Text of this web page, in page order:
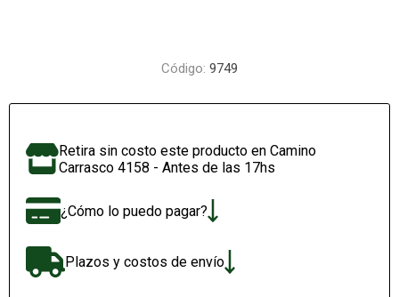
Código: 9749
Retira sin costo este producto en Camino
Carrasco 4158 - Antes de las 17hs
¿Cómo lo puedo pagar?
Plazos y costos de envío